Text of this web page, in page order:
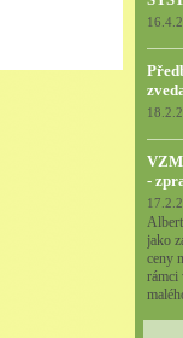
-
jako
ceny
rámci